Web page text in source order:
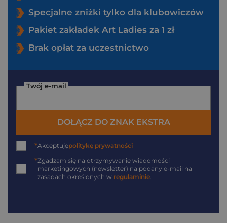
Specjalne zniżki tylko dla klubowiczów
Pakiet zakładek Art Ladies za 1 zł
Brak opłat za uczestnictwo
Twój e-mail
DOŁĄCZ DO ZNAK EKSTRA
*Akceptujępolitykę prywatności
*Zgadzam się na otrzymywanie wiadomości
marketingowych (newsletter) na podany e-mail na
zasadach określonych w regulaminie.